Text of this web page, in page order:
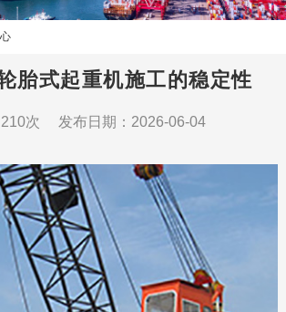
胎式起重机施工的稳定性
210次 发布日期：2026-06-04